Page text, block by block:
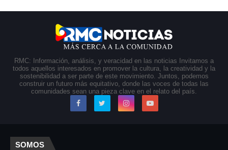
RMC: Información, análisis, y veracidad en las noticias Invitamos a
todos aquellos interesados en promover la cultura, la creatividad y la
sostenibilidad a ser parte de este movimiento. Juntos, podemos
construir un futuro más equitativo, donde las voces de todas las
comunidades sean una pieza clave en el relato del país.
SOMOS